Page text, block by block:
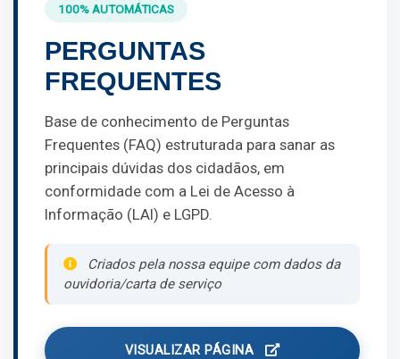
100% AUTOMÁTICAS
PERGUNTAS
FREQUENTES
Base de conhecimento de Perguntas
Frequentes (FAQ) estruturada para sanar as
principais dúvidas dos cidadãos, em
conformidade com a Lei de Acesso à
Informação (LAI) e LGPD.
Criados pela nossa equipe com dados da
ouvidoria/carta de serviço
VISUALIZAR PÁGINA